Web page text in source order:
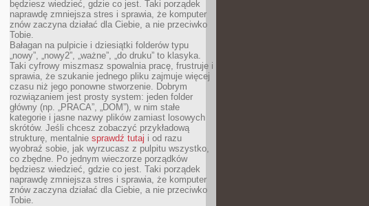
będziesz wiedzieć, gdzie co jest. Taki porządek
naprawdę zmniejsza stres i sprawia, że komputer
znów zaczyna działać dla Ciebie, a nie przeciwko
Tobie.
Bałagan na pulpicie i dziesiątki folderów typu
„nowy”, „nowy2”, „ważne”, „do druku” to klasyka.
Taki cyfrowy miszmasz spowalnia pracę, frustruje i
sprawia, że szukanie jednego pliku zajmuje więcej
czasu niż jego ponowne stworzenie. Dobrym
rozwiązaniem jest prosty system: jeden folder
główny (np. „PRACA”, „DOM”), w nim stałe
kategorie i jasne nazwy plików zamiast losowych
skrótów. Jeśli chcesz zobaczyć przykładową
strukturę, mentalnie sprawdź tutaj i od razu
wyobraź sobie, jak wyrzucasz z pulpitu wszystko,
co zbędne. Po jednym wieczorze porządków
będziesz wiedzieć, gdzie co jest. Taki porządek
naprawdę zmniejsza stres i sprawia, że komputer
znów zaczyna działać dla Ciebie, a nie przeciwko
Tobie.